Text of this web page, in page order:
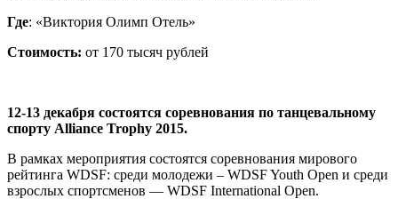
Где: «Виктория Олимп Отель»
Стоимость: от 170 тысяч рублей
12-13 декабря состоятся соревнования по танцевальному
спорту Alliance Trophy 2015.
В рамках мероприятия состоятся соревнования мирового
рейтинга WDSF: среди молодежи – WDSF Youth Open и среди
взрослых спортсменов — WDSF International Open.